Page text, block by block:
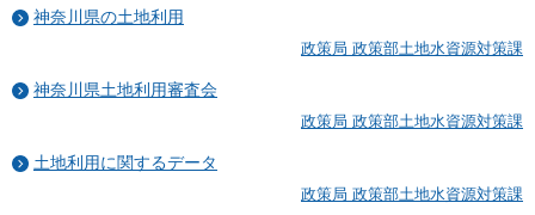
神奈川県の土地利用
政策局 政策部土地水資源対策課
神奈川県土地利用審査会
政策局 政策部土地水資源対策課
土地利用に関するデータ
政策局 政策部土地水資源対策課